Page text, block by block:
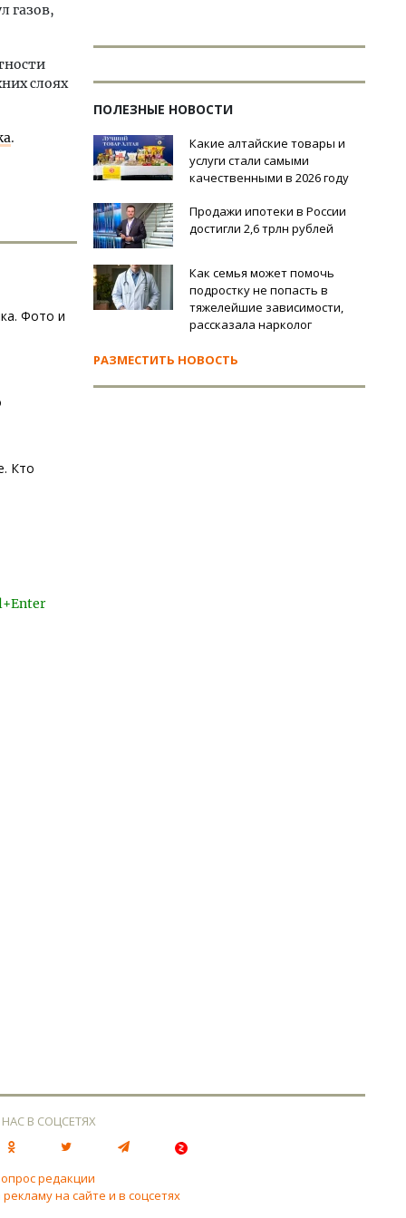
газов,
слоях
.
Фото и
Кто
ПОЛЕЗНЫЕ НОВОСТИ
Какие алтайские товары и
услуги стали самыми
качественными в 2026 году
Продажи ипотеки в России
достигли 2,6 трлн рублей
Как семья может помочь
подростку не попасть в
тяжелейшие зависимости,
рассказала нарколог
РАЗМЕСТИТЬ НОВОСТЬ
В СОЦСЕТЯХ
редакции
на сайте и в соцсетях